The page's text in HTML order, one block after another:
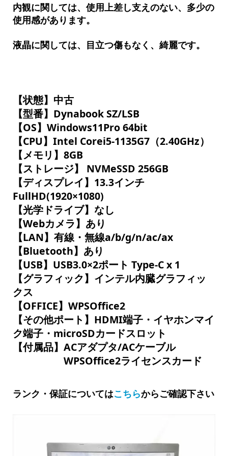
内観に関しては、使用上差し支えのない、多少の
使用感があります。
液晶に関しては、目立つ傷もなく、綺麗です。
【状態】中古
【型番】Dynabook SZ/LSB
【OS】Windows11Pro 64bit
【CPU】Intel Corei5-1135G7（2.40GHz）
【メモリ】8GB
【ストレージ】 NVMeSSD 256GB
【ディスプレイ】13.3インチ
FullHD(1920×1080)
【光学ドライブ】なし
【Webカメラ】あり
【LAN】有線・無線a/b/g/n/ac/ax
【Bluetooth】あり
【USB】USB3.0×2ポート Type-C x 1
【グラフィック】インテル内臓グラフィッ
クス
【OFFICE】WPSOffice2
【その他ポート】HDMI端子・イヤホンマイ
ク端子・microSDカードスロット
【付属品】ACアダプタ/ACケーブル
WPSOffice2ライセンスカード
ランク・保証についてはこちらからご確認下さい